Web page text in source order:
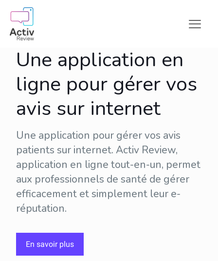
Une application en
ligne pour gérer vos
avis sur internet
Une application pour gérer vos avis
patients sur internet. Activ Review,
application en ligne tout-en-un, permet
aux professionnels de santé de gérer
efficacement et simplement leur e-
réputation.
En savoir plus